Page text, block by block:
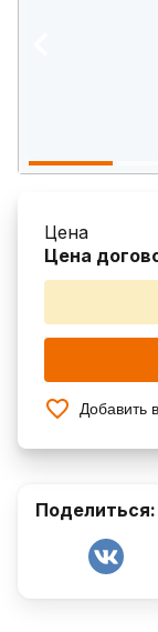
Цена
Цена
Добавить
Поделиться: